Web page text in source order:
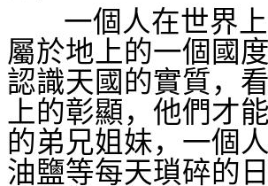
一個人在世界
屬於地上的一個國
認識天國的實質，
上的彰顯，他們才
的弟兄姐妹，一個
油鹽等每天瑣碎的